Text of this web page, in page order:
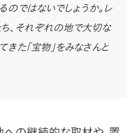
のではないでしょうか。レ
、それぞれの地で大切な
た「宝物」をみなさんと